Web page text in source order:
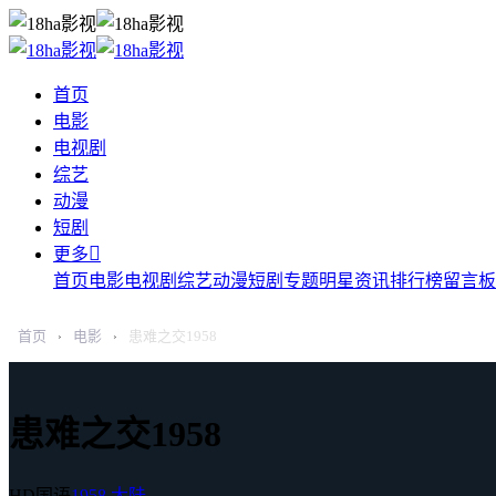
首页
电影
电视剧
综艺
动漫
短剧
更多
首页电影电视剧 综艺动漫短剧 专题明星资讯排行榜留言板
首页 › 电影 › 患难之交1958
患难之交1958